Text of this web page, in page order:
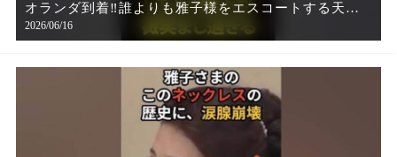
オランダ到着‼誰よりも雅子様をエスコートする天皇
陛下がカッコ良すぎる
2026/06/16